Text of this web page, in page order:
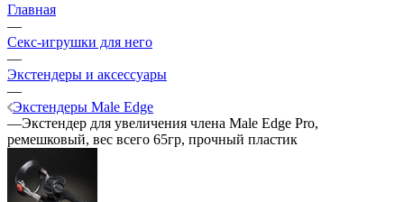
Главная
—
Секс-игрушки для него
—
Экстендеры и аксессуары
—
Экстендеры Male Edge
—Экстендер для увеличения члена Male Edge Pro,
ремешковый, вес всего 65гр, прочный пластик